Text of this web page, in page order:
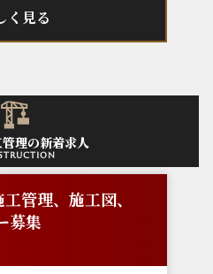
く見る
理の新着求人
管理、施工図、
募集